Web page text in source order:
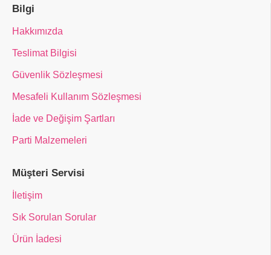
Bilgi
Hakkımızda
Teslimat Bilgisi
Güvenlik Sözleşmesi
Mesafeli Kullanım Sözleşmesi
İade ve Değişim Şartları
Parti Malzemeleri
Müşteri Servisi
İletişim
Sık Sorulan Sorular
Ürün İadesi